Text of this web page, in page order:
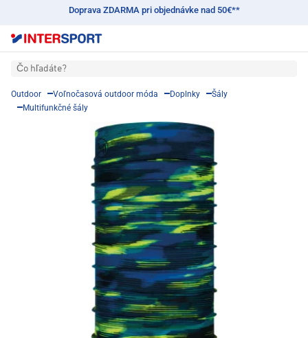
Doprava ZDARMA pri objednávke nad 50€**
Čo hľadáte?
Outdoor Voľnočasová outdoor móda Doplnky
Šály
Multifunkčné šály